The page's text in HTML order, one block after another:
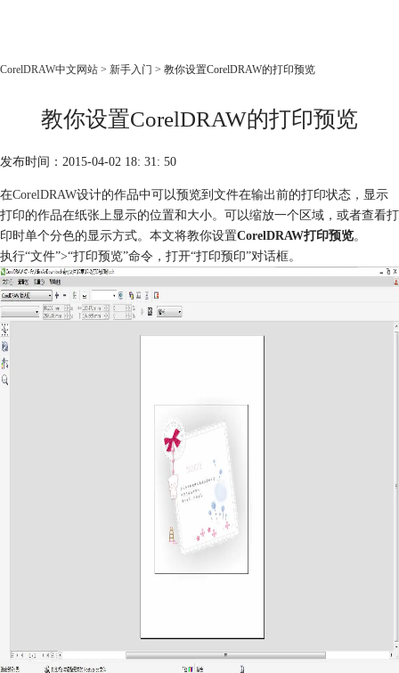
首页
产品
老用户福利
下载
购买
CorelDRAW中文网站 > 新手入门 > 教你设置CorelDRAW的打印预览
教你设置CorelDRAW的打印预览
发布时间：2015-04-02 18: 31: 50
在CorelDRAW设计的作品中可以预览到文件在输出前的打印状态，显示
打印的作品在纸张上显示的位置和大小。可以缩放一个区域，或者查看打
印时单个分色的显示方式。本文将教你设置CorelDRAW打印预览。
执行“文件”>“打印预览”命令，打开“打印预印”对话框。